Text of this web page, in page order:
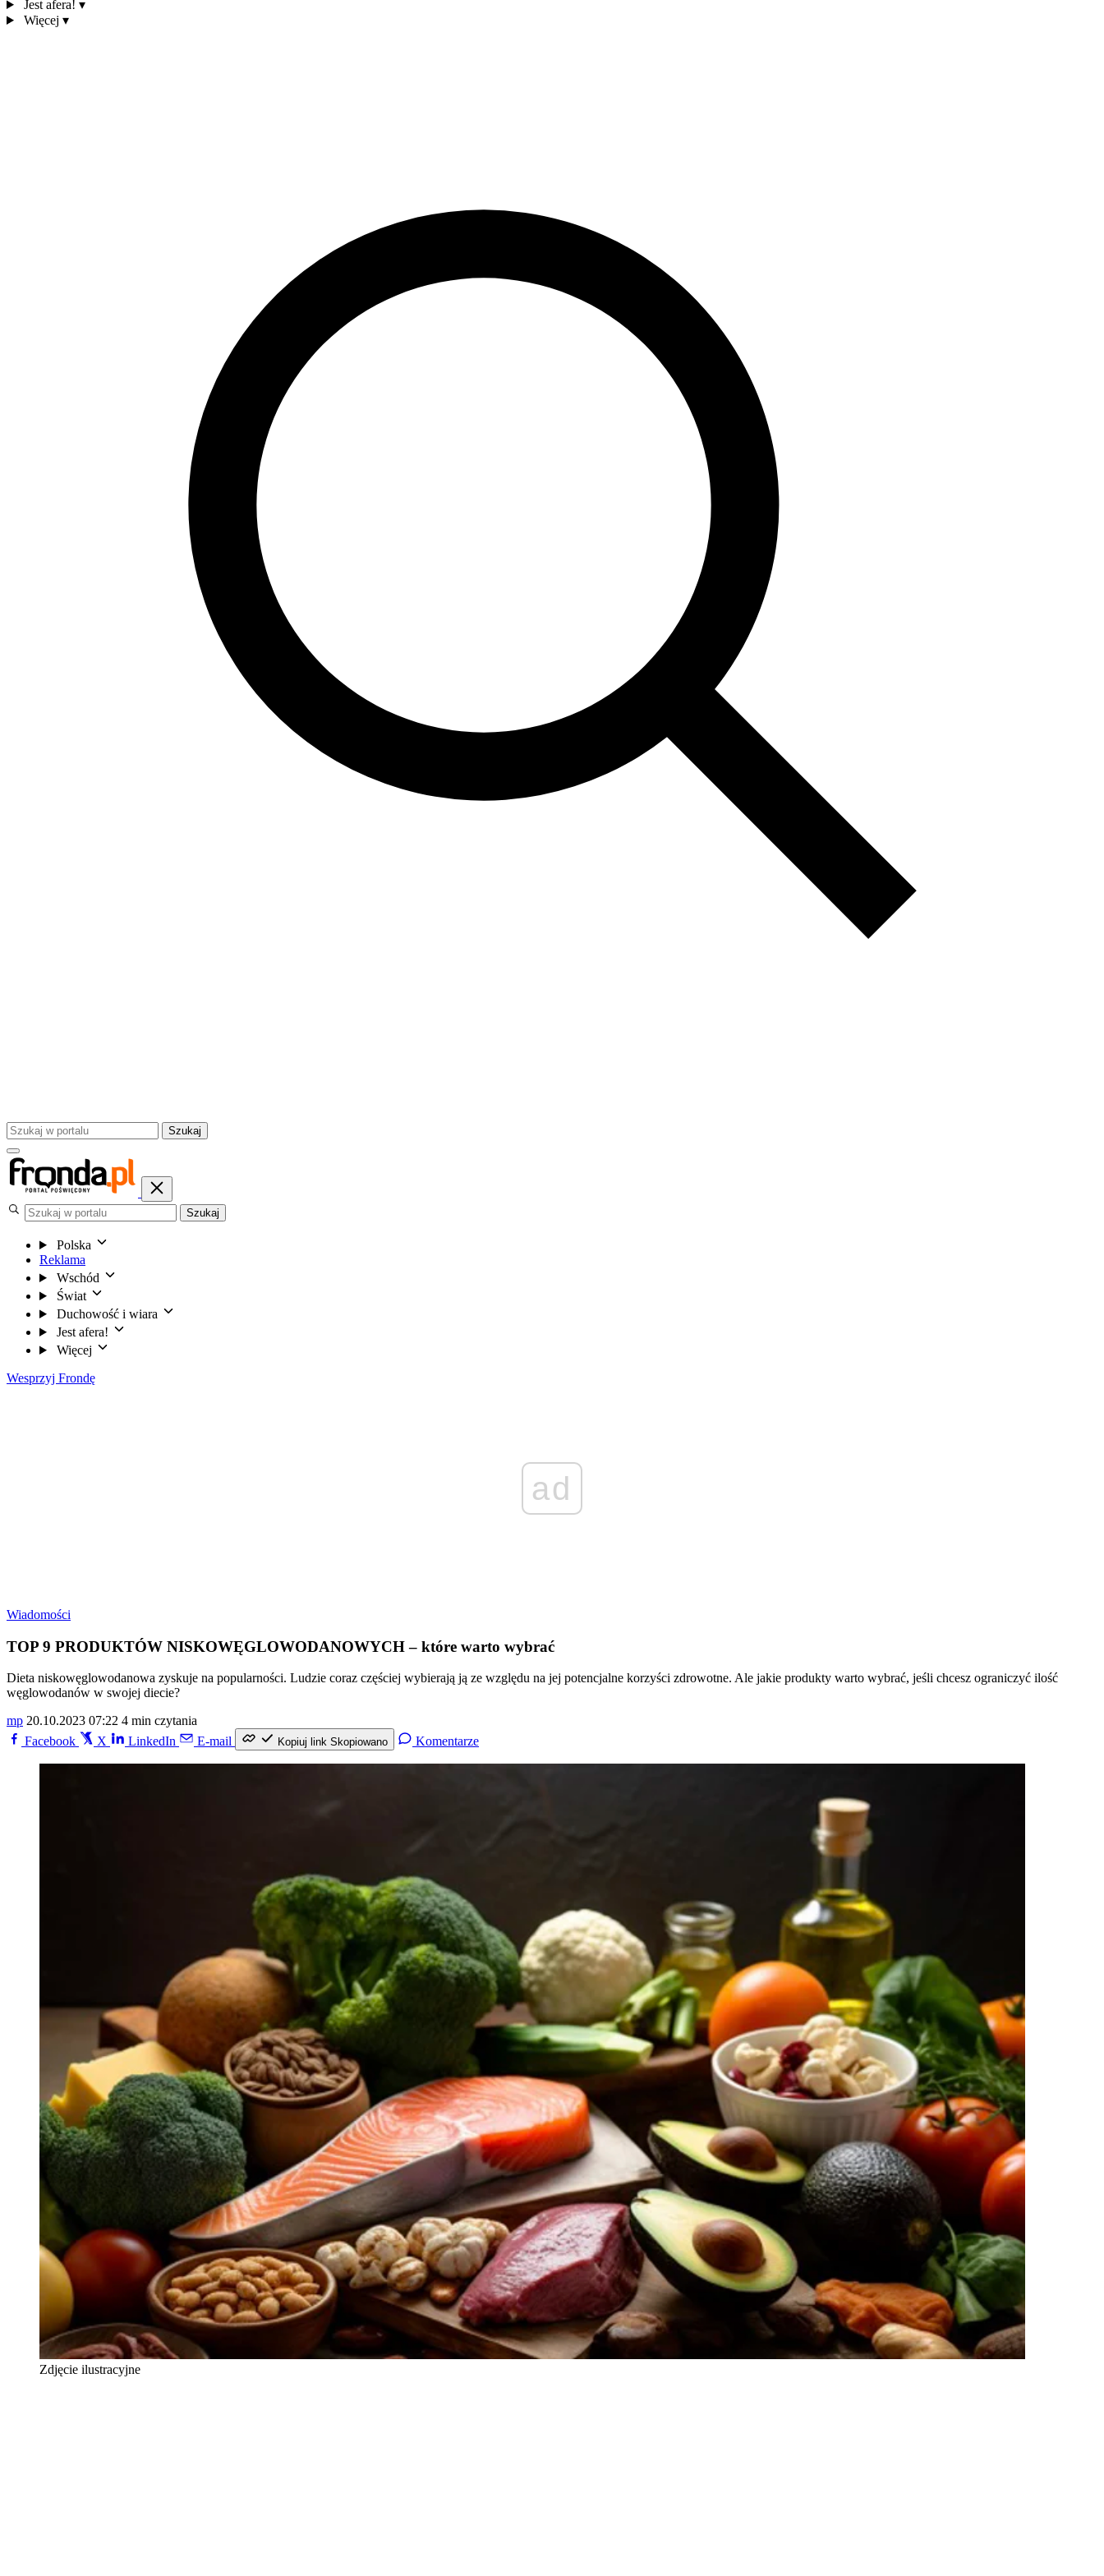
Jest afera! ▾
Więcej ▾
Szukaj
Szukaj
Polska
Reklama
Wschód
Świat
Duchowość i wiara
Jest afera!
Więcej
Wesprzyj Frondę
ad
Wiadomości
TOP 9 PRODUKTÓW NISKOWĘGLOWODANOWYCH – które warto wybrać
Dieta niskowęglowodanowa zyskuje na popularności. Ludzie coraz częściej wybierają ją ze względu na jej potencjalne korzyści zdrowotne. Ale jakie produkty warto wybrać, jeśli chcesz ograniczyć ilość
węglowodanów w swojej diecie?
mp 20.10.2023 07:22 4 min czytania
Facebook
X LinkedIn E-mail Kopiuj link Skopiowano Komentarze
Zdjęcie ilustracyjne